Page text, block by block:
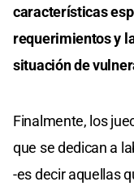
características
requerimientos y
situación de
Finalmente, los
que se dedican a
-es decir aquellas